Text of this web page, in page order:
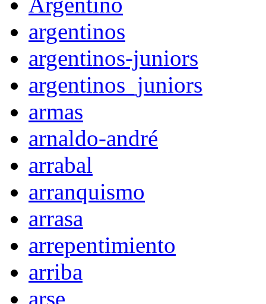
argentinos
argentinos-juniors
argentinos_juniors
armas
arnaldo-andré
arrabal
arranquismo
arrasa
arrepentimiento
arriba
arse